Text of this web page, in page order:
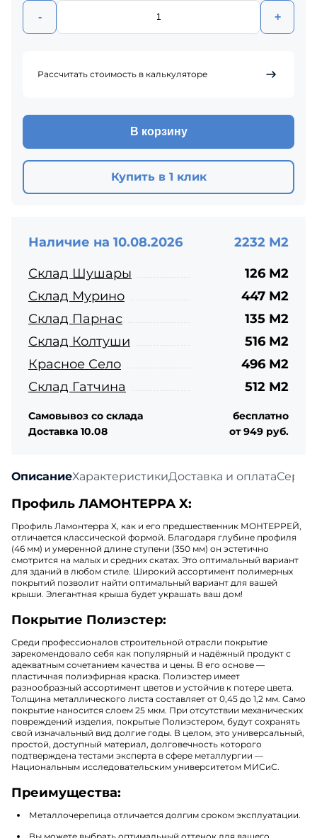
ОписаниеХарактеристикиДоставка и оплата
Профиль ЛАМОНТЕРРА X:
Профиль Ламонтерра X, как и его предшественник МОНТЕРРЕЙ,
отличается классической формой. Благодаря глубине профиля
(46 мм) и умеренной длине ступени (350 мм) он эстетично
смотрится на малых и средних скатах. Это оптимальный вариант
для зданий в любом стиле. Широкий ассортимент полимерных
покрытий позволит найти оптимальный вариант для вашей
крыши. Элегантная крыша будет украшать ваш дом!
Покрытие Полиэстер:
Среди профессионалов строительной отрасли покрытие
зарекомендовало себя как популярный и надёжный продукт с
адекватным сочетанием качества и цены. В его основе —
пластичная полиэфирная краска. Полиэстер имеет
разнообразный ассортимент цветов и устойчив к потере цвета.
Толщина металлического листа составляет от 0,45 до 1,2 мм. Само
покрытие наносится слоем 25 мкм. При отсутствии механических
повреждений изделия, покрытые Полиэстером, будут сохранять
свой изначальный вид долгие годы. В целом, это универсальный,
простой, доступный материал, долговечность которого
подтверждена тестами эксперта в сфере металлургии —
Национальным исследовательским университетом МИСиС.
Преимущества:
Металлочерепица отличается долгим сроком эксплуатации.
- +
Рассчитать стоимость в калькуляторе
В корзину
Купить в 1 клик
Наличие на 10.08.2026
2232 М2
Склад Шушары
126 М2
Склад Мурино
447 М2
Склад Парнас
135 М2
Склад Колтуши
516 М2
Красное Село
496 М2
Склад Гатчина
512 М2
Самовывоз со склада
бесплатно
Доставка 10.08
от 949 руб.